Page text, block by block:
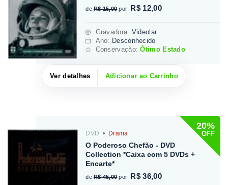
de R$ 15,00 por R$ 12,00
Gravadora: Videolar
Ano: Desconhecido
Conservação:Ótimo Estado
Ver detalhes Adicionar ao Carrinho
20%
OFF
DVD Drama
O Poderoso Chefão - DVD
Collection *Caixa com 5 DVDs +
Encarte*
de R$ 45,00 por R$ 36,00